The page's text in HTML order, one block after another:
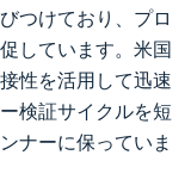
つけており、プロ
しています。米国
性を活用して迅速
検証サイクルを短
ナーに保っていま